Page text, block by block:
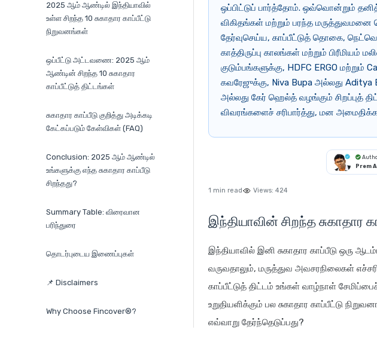
2025 ஆம் ஆண்டில் இந்தியாவில்
உள்ள சிறந்த 10 சுகாதார காப்பீட்டு
நிறுவனங்கள்
ஒப்பீட்டு அட்டவணை: 2025 ஆம்
ஆண்டின் சிறந்த 10 சுகாதார
காப்பீட்டுத் திட்டங்கள்
சுகாதார காப்பீடு குறித்து அடிக்கடி
கேட்கப்படும் கேள்விகள் (FAQ)
Conclusion: 2025 ஆம் ஆண்டில்
உங்களுக்கு எந்த சுகாதார காப்பீடு
சிறந்தது?
Summary Table: விரைவான
பரிந்துரை
தொடர்புடைய இணைப்புகள்
📌 Disclaimers
Why Choose Fincover®?
ஒப்பிட்டுப் பார்த்தோம். ஒவ்வொன்றும்
விகிதங்கள் மற்றும் பரந்த
தேர்வுசெய்ய, காப்பீட்டுத் தொகை,
காத்திருப்பு காலங்கள் மற்றும்
குடும்பங்களுக்கு, HDFC ERGO
கவரேஜுக்கு, Niva Bupa அல்லது Aditya
அல்லது கேர் ஹெல்த் வழங்கும் சிறப்புத்
விவரங்களைச் சரிபார்த்து, மன
Prem
1 min read Views: 424
இந்தியாவின் சிறந்த சுகாதார
இந்தியாவில் இனி சுகாதார காப்பீடு ஒரு
வருவதாலும், மருத்துவ அவசரநிலைகள்
காப்பீட்டுத் திட்டம் உங்கள் வாழ்நாள்
உறுதியளிக்கும் பல சுகாதார காப்பீட்டு
எவ்வாறு தேர்ந்தெடுப்பது?